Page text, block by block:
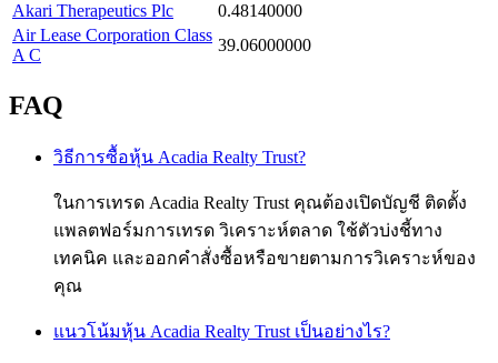
Akari Therapeutics Plc
0.48140000
Air Lease Corporation Class
A C
39.06000000
FAQ
วิธีการซื้อหุ้น Acadia Realty Trust?
ในการเทรด Acadia Realty Trust คุณต้องเปิดบัญชี ติดตั้ง
แพลตฟอร์มการเทรด วิเคราะห์ตลาด ใช้ตัวบ่งชี้ทาง
เทคนิค และออกคำสั่งซื้อหรือขายตามการวิเคราะห์ของ
คุณ
แนวโน้มหุ้น Acadia Realty Trust เป็นอย่างไร?